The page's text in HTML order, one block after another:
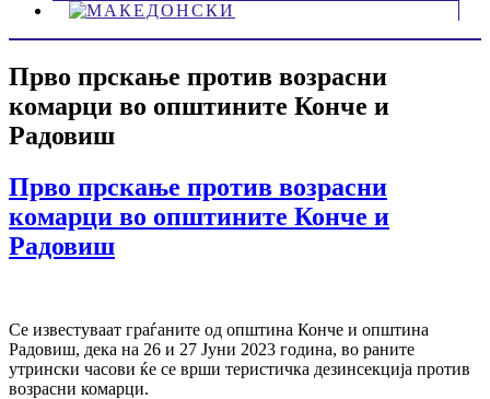
Прво прскање против возрасни
комарци во општините Конче и
Радовиш
Прво прскање против возрасни
комарци во општините Конче и
Радовиш
Се известуваат граѓаните од општина Конче и општина
Радовиш, дека на 26 и 27 Јуни 2023 година, во раните
утрински часови ќе се врши теристичка дезинсекција против
возрасни комарци.